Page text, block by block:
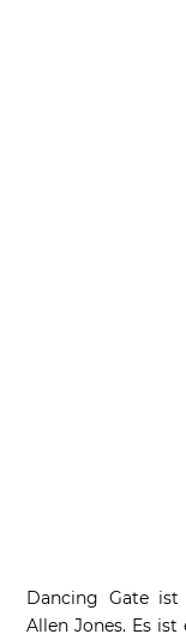
Dancing Gate
Allen Jones. Es